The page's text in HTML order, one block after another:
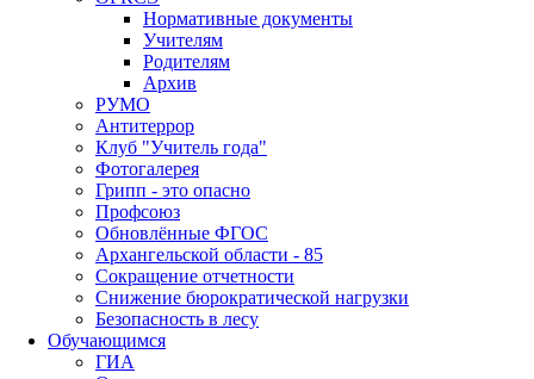
Нормативные документы
Учителям
Родителям
Архив
РУМО
Антитеррор
Клуб "Учитель года"
Фотогалерея
Грипп - это опасно
Профсоюз
Обновлённые ФГОС
Архангельской области - 85
Сокращение отчетности
Снижение бюрократической нагрузки
Безопасность в лесу
Обучающимся
ГИА